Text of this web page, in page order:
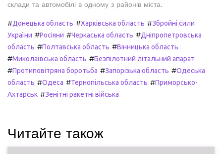
склади та автомобілі в одному з районів міста.
#Донецька область #Харківська область #Збройні сили
України #Росіяни #Черкаська область #Дніпропетровська
область #Полтавська область #Вінницька область
#Миколаївська область #Безпілотний літальний апарат
#Протиповітряна боротьба #Запорізька область #Одеська
область #Одеса #Тернопільська область #Приморсько-
Ахтарськ #Зенітні ракетні війська
Читайте також